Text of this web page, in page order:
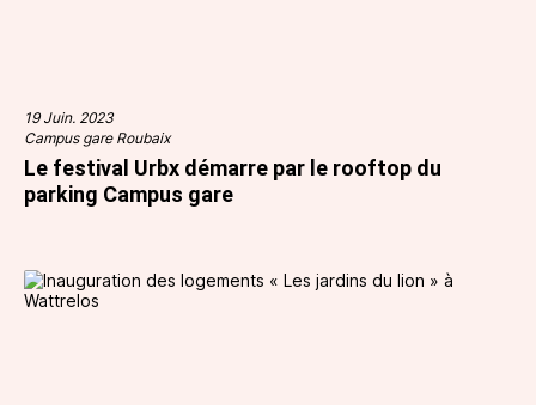
19 Juin. 2023
Campus gare Roubaix
Le festival Urbx démarre par le rooftop du
parking Campus gare